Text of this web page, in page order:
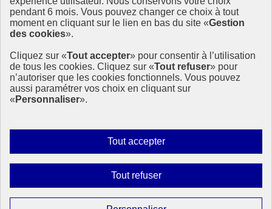
pendant 6 mois. Vous pouvez changer ce choix à tout
moment en cliquant sur le lien en bas du site «Gestion
des cookies».
Cliquez sur «Tout accepter» pour consentir à l’utilisation
de tous les cookies. Cliquez sur «Tout refuser» pour
n’autoriser que les cookies fonctionnels. Vous pouvez
aussi paramétrer vos choix en cliquant sur
« Personnaliser».
Tout accepterAutoriser
tous
Tout refuserInterdire
tous
Ce site propose l’information de référence concernant l’Agenda
2030 et la feuille de route de la France. Il valorise la mobilisation de
tous les acteurs.
info.gouv.fr- ouvre une nouvelle fenêtre
service-public.fr - ouvre une nouvelle fenêtre
legifrance.gouv.fr- ouvre une nouvelle fenêtre
data.gouv.fr- ouvre une nouvelle fenêtre
Plan du site
Mentions légales
Sauf mention contraire, tous les contenus de ce site sont sous